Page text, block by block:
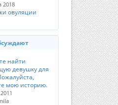
2018
овуляции
найти
девушку для
мою историю.